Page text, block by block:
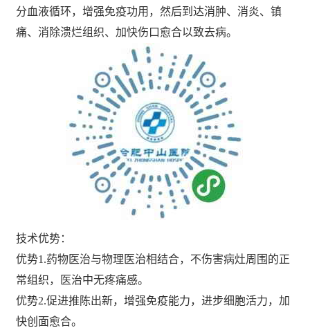
分血液循环，增强免疫功用，然后到达消肿、消炎、镇
痛、消除溃烂组织、加快伤口愈合以致去病。
技术优势：
优势1.药物医治与物理医治相结合，不伤害病灶周围的正
常组织，医治中无疼痛感。
优势2.促进推陈出新，增强免疫能力，进步细胞活力，加
快创面愈合。